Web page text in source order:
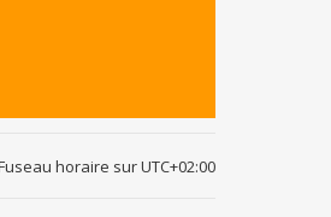
horaire surUTC+02:00